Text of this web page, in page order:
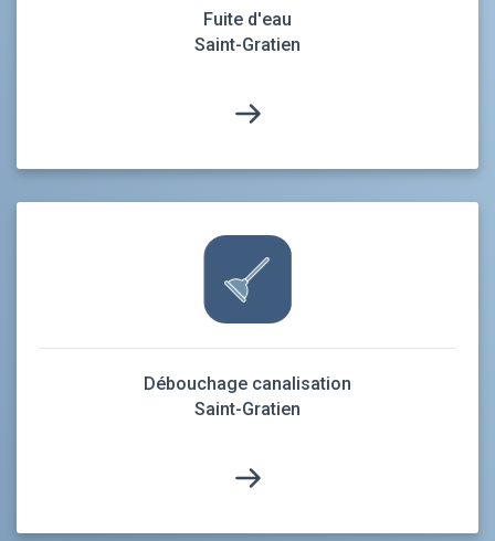
Fuite d'eau
Saint-Gratien
Débouchage canalisation
Saint-Gratien